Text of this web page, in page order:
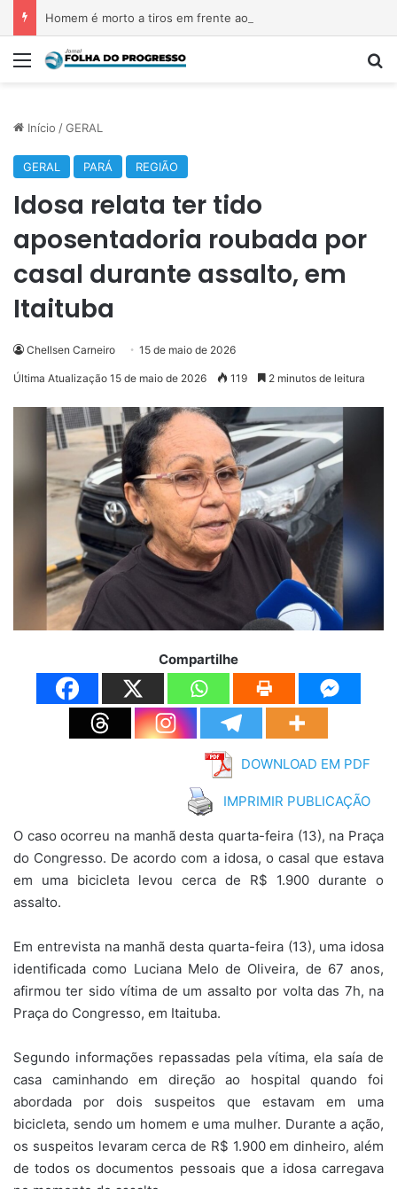
Menu
Início /GERAL
GERAL PARÁ REGIÃO
Idosa relata ter tido
aposentadoria roubada por
casal durante assalto, em
Itaituba
Chellsen Carneiro 15 de maio de 2026
Última Atualização 15 de maio de 2026 119 2 minutos de leitura
Compartilhe
DOWNLOAD EM PDF
IMPRIMIR PUBLICAÇÃO
O caso ocorreu na manhã desta quarta-feira (13), na Praça
do Congresso. De acordo com a idosa, o casal que estava
em uma bicicleta levou cerca de R$ 1.900 durante o
assalto.
Em entrevista na manhã desta quarta-feira (13), uma idosa
identificada como Luciana Melo de Oliveira, de 67 anos,
afirmou ter sido vítima de um assalto por volta das 7h, na
Praça do Congresso, em Itaituba.
Segundo informações repassadas pela vítima, ela saía de
casa caminhando em direção ao hospital quando foi
abordada por dois suspeitos que estavam em uma
bicicleta, sendo um homem e uma mulher. Durante a ação,
os suspeitos levaram cerca de R$ 1.900 em dinheiro, além
de todos os documentos pessoais que a idosa carregava